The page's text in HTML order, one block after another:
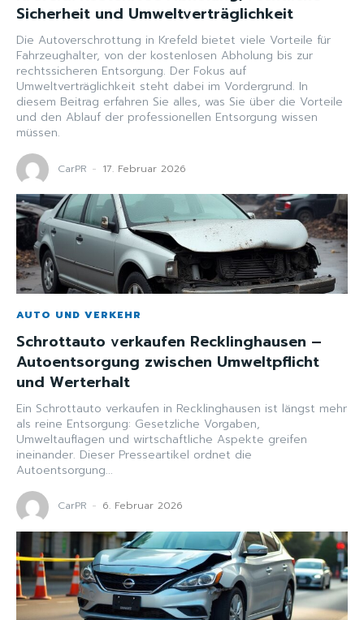
Sicherheit und Umweltverträglichkeit
Die Autoverschrottung in Krefeld bietet viele Vorteile für
Fahrzeughalter, von der kostenlosen Abholung bis zur
rechtssicheren Entsorgung. Der Fokus auf
Umweltverträglichkeit steht dabei im Vordergrund. In
diesem Beitrag erfahren Sie alles, was Sie über die Vorteile
und den Ablauf der professionellen Entsorgung wissen
müssen.
CarPR - 17. Februar 2026
AUTO UND VERKEHR
Schrottauto verkaufen Recklinghausen –
Autoentsorgung zwischen Umweltpflicht
und Werterhalt
Ein Schrottauto verkaufen in Recklinghausen ist längst mehr
als reine Entsorgung: Gesetzliche Vorgaben,
Umweltauflagen und wirtschaftliche Aspekte greifen
ineinander. Dieser Presseartikel ordnet die
Autoentsorgung...
CarPR - 6. Februar 2026